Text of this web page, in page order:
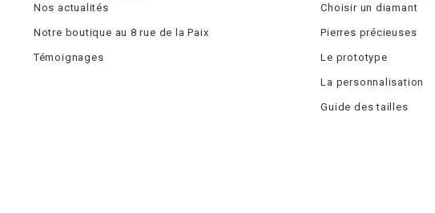
Nos actualités
Notre boutique au 8 rue de la Paix
Témoignages
Choisir un diamant
Pierres précieuses
Le prototype
La personnalisation
Guide des tailles